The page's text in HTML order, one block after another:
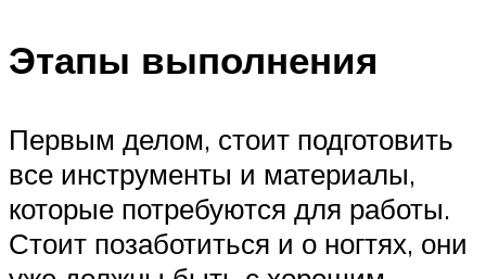
Этапы выполнения
Первым делом, стоит подготовить
все инструменты и материалы,
которые потребуются для работы.
Стоит позаботиться и о ногтях, они